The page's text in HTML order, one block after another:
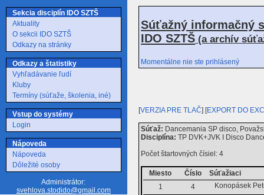
Sekcia disciplín IDO SZTŠ
Aktuality
O sekcii IDO SZTŠ
Odkazy na stránky
Odkazy a štatistiky
Vyhľadávanie ľudí
Kluby
Termíny (súťaže, školenia, iné)
Vstup do systémy
Login
Nápoveda
Nápoveda
Dôležité osoby
Administrátor:
svehlova.stodido@gmail.com
Súťažný informačný
IDO SZTŠ (a archív
Momentálne nie ste prihlásený
[VERZIA PRE TLAČ] [EXPORT DO
Súťaž: Dancemania SP disco,
Disciplína: TP DVK+JVK I Disco
Počet štartovných čísiel: 4
Miesto Číslo
Súťažiaci
1
4
Konopásek